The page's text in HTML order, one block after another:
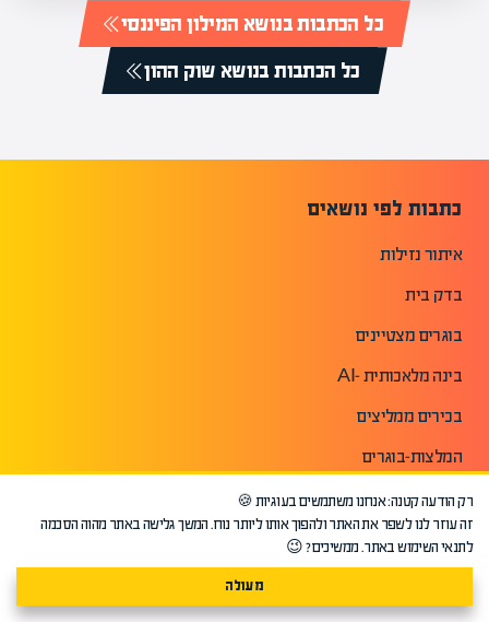
כל הכתבות בנושא המילון הפיננסי
כל הכתבות בנושא שוק ההון
כתבות לפי נושאים
איתור נזילות
בדק בית
בוגרים מצטיינים
בינה מלאכותית -AI
בכירים ממליצים
המלצות-בוגרים
הערכת אמנות ועיצוב
רק הודעה קטנה: אנחנו משתמשים בעוגיות 🍪
זה עוזר לנו לשפר את האתר ולהפוך אותו ליותר נוח. המשך גלישה באתר מהוה הסכמה
לתנאי השימוש באתר. ממשיכים? 😉
מעולה